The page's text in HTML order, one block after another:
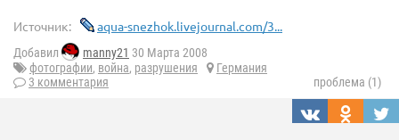
Источник: aqua-snezhok.livejournal.com/3...
Добавил manny21 30 Марта 2008
фотографии, война, разрушения
Германия
3 комментария
проблема (1)